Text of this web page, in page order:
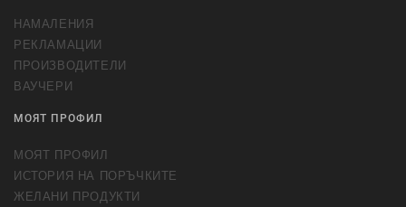
НАМАЛЕНИЯ
РЕКЛАМАЦИИ
ПРОИЗВОДИТЕЛИ
ВАУЧЕРИ
МОЯТ ПРОФИЛ
МОЯТ ПРОФИЛ
ИСТОРИЯ НА ПОРЪЧКИТЕ
ЖЕЛАНИ ПРОДУКТИ